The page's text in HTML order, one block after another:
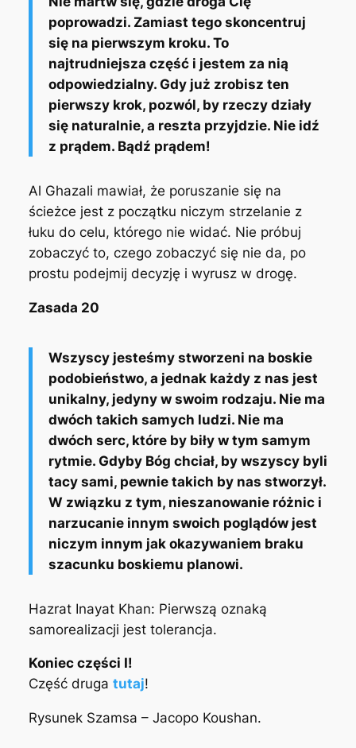
poprowadzi. Zamiast tego skoncentruj
się na pierwszym kroku. To
najtrudniejsza część i jestem za nią
odpowiedzialny. Gdy już zrobisz ten
pierwszy krok, pozwól, by rzeczy działy
się naturalnie, a reszta przyjdzie. Nie idź
z prądem. Bądź prądem!
Al Ghazali mawiał, że poruszanie się na
ścieżce jest z początku niczym strzelanie z
łuku do celu, którego nie widać. Nie próbuj
zobaczyć to, czego zobaczyć się nie da, po
prostu podejmij decyzję i wyrusz w drogę.
Zasada 20
Wszyscy jesteśmy stworzeni na boskie
podobieństwo, a jednak każdy z nas jest
unikalny, jedyny w swoim rodzaju. Nie ma
dwóch takich samych ludzi. Nie ma
dwóch serc, które by biły w tym samym
rytmie. Gdyby Bóg chciał, by wszyscy byli
tacy sami, pewnie takich by nas stworzył.
W związku z tym, nieszanowanie różnic i
narzucanie innym swoich poglądów jest
niczym innym jak okazywaniem braku
szacunku boskiemu planowi.
Hazrat Inayat Khan: Pierwszą oznaką
samorealizacji jest tolerancja.
Koniec części I!
Część druga tutaj!
Rysunek Szamsa – Jacopo Koushan.